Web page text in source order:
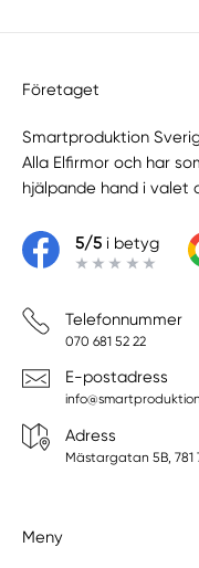
Företaget
Smartproduktion
Alla Elfirmor och har
hjälpande hand i valet
5/5i betyg
Telefonnummer
070 681 52 22
E-postadress
Adress
Mästargatan 5B, 781
Meny